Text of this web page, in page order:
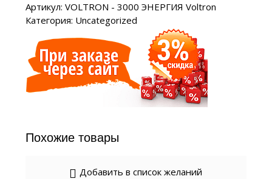
Артикул: VOLTRON - 3000 ЭНЕРГИЯ Voltron
Категория: Uncategorized
Похожие товары
Добавить в список желаний